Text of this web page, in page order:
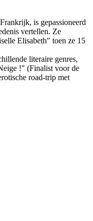
is gepassioneerd
vertellen. Ze
Elisabeth" toen ze 15
literaire genres,
!" (Finalist voor de
road-trip met